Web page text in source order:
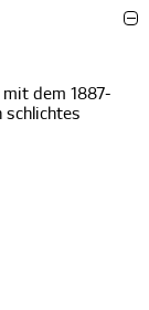
mit dem 1887-
schlichtes